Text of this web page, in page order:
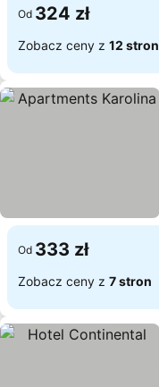
Od 324 zł
Zobacz ceny z 12 stron
Od 333 zł
Zobacz ceny z 7 stron